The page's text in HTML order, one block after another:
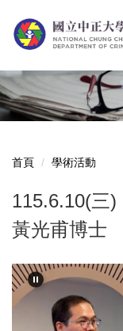
到
主
內
容
區
首頁 學術活動
115.6.10(三)
黃光甫博士